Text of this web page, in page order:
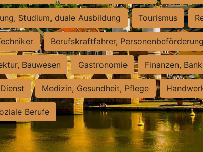
Studium, duale Ausbildung Tourismus
Berufskraftfahrer, Personenbeförderung
Bauwesen Gastronomie Finanzen,
Medizin, Gesundheit, Pflege
Berufe